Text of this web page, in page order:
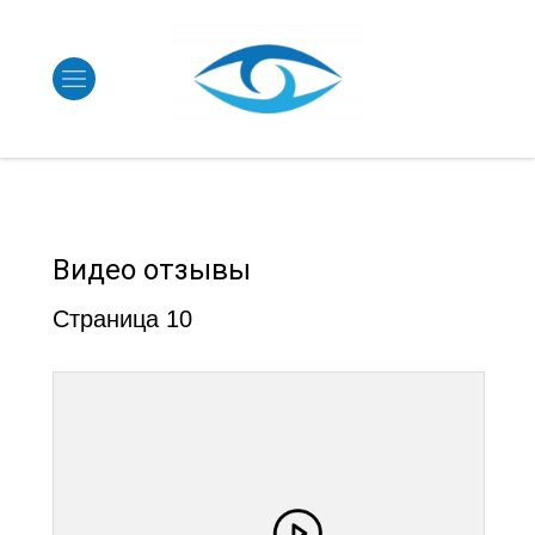
Видео отзывы
Страница 10